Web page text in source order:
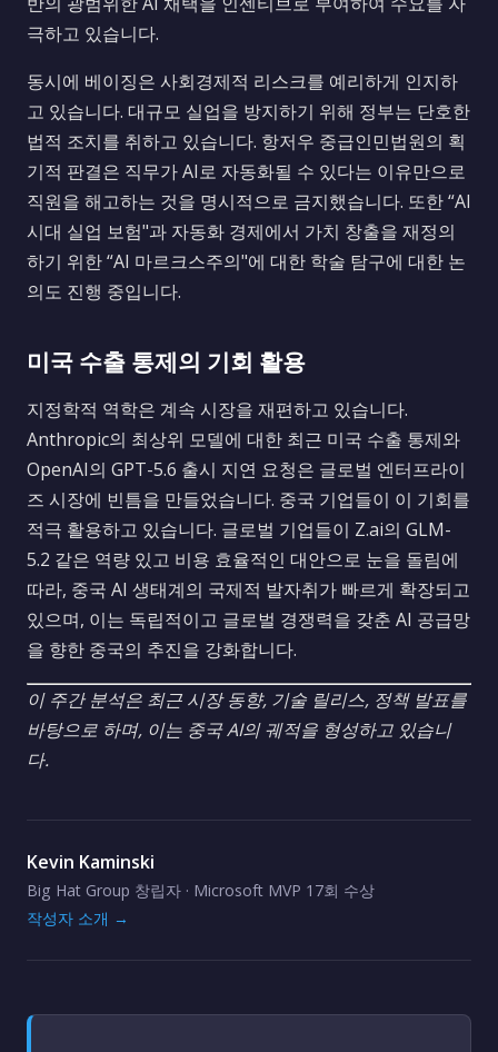
극하고 있습니다.
동시에 베이징은 사회경제적 리스크를 예리하게 인지하
고 있습니다. 대규모 실업을 방지하기 위해 정부는 단호한
법적 조치를 취하고 있습니다. 항저우 중급인민법원의 획
기적 판결은 직무가 AI로 자동화될 수 있다는 이유만으로
직원을 해고하는 것을 명시적으로 금지했습니다. 또한 “AI
시대 실업 보험"과 자동화 경제에서 가치 창출을 재정의
하기 위한 “AI 마르크스주의"에 대한 학술 탐구에 대한 논
의도 진행 중입니다.
미국 수출 통제의 기회 활용
지정학적 역학은 계속 시장을 재편하고 있습니다.
Anthropic의 최상위 모델에 대한 최근 미국 수출 통제와
OpenAI의 GPT-5.6 출시 지연 요청은 글로벌 엔터프라이
즈 시장에 빈틈을 만들었습니다. 중국 기업들이 이 기회를
적극 활용하고 있습니다. 글로벌 기업들이 Z.ai의 GLM-
5.2 같은 역량 있고 비용 효율적인 대안으로 눈을 돌림에
따라, 중국 AI 생태계의 국제적 발자취가 빠르게 확장되고
있으며, 이는 독립적이고 글로벌 경쟁력을 갖춘 AI 공급망
을 향한 중국의 추진을 강화합니다.
이 주간 분석은 최근 시장 동향, 기술 릴리스, 정책 발표를
바탕으로 하며, 이는 중국 AI의 궤적을 형성하고 있습니
다.
Kevin Kaminski
Big Hat Group 창립자 · Microsoft MVP 17회 수상
작성자 소개 →